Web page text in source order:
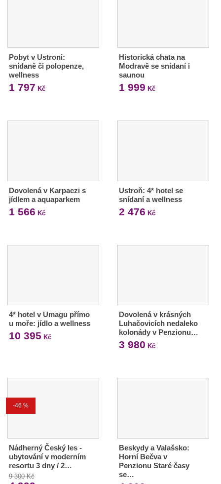
Pobyt v Ustroni:
snídaně či polopenze,
wellness
1 797 Kč
Historická chata na
Modravě se snídaní i
saunou
1 999 Kč
Dovolená v Karpaczi s
jídlem a aquaparkem
1 566 Kč
Ustroň: 4* hotel se
snídaní a wellness
2 476 Kč
4* hotel v Umagu přímo
u moře: jídlo a wellness
10 395 Kč
Dovolená v krásných
Luhačovicích nedaleko
kolonády v Penzionu…
3 980 Kč
-46 %
Nádherný Český les -
ubytování v moderním
resortu 3 dny / 2…
9 300 Kč
Beskydy a Valašsko:
Horní Bečva v
Penzionu Staré časy
se…